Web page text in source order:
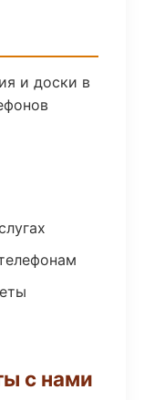
и доски в
с нами